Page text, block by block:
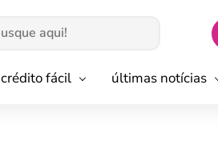
crédito fácil últimas notícias